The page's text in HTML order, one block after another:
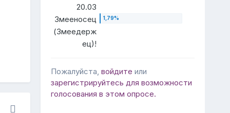
20.03
Змееносец
(Змеедерж
ец)!
Пожалуйста, войдите или
зарегистрируйтесь для возможности
голосования в этом опросе.